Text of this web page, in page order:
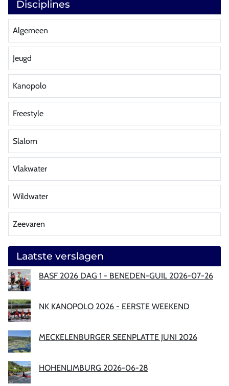
Disciplines
Algemeen
Jeugd
Kanopolo
Freestyle
Slalom
Vlakwater
Wildwater
Zeevaren
Laatste verslagen
BASF 2026 DAG 1 - BENEDEN-GUIL 2026-07-26
NK KANOPOLO 2026 - EERSTE WEEKEND
MECKELENBURGER SEENPLATTE JUNI 2026
HOHENLIMBURG 2026-06-28